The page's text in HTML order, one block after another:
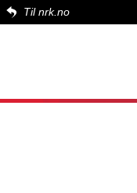
Til nrk.no